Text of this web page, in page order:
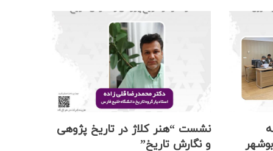
نشست “هنر کلاژ در تاریخ پژوهی
و نگارش تاریخ”